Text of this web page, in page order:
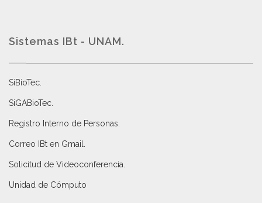
Sistemas IBt - UNAM.
SiBioTec
SiGABioTec.
Registro Interno de Personas
Correo IBt en Gmail
Solicitud de Videoconferencia.
Unidad de Cómputo